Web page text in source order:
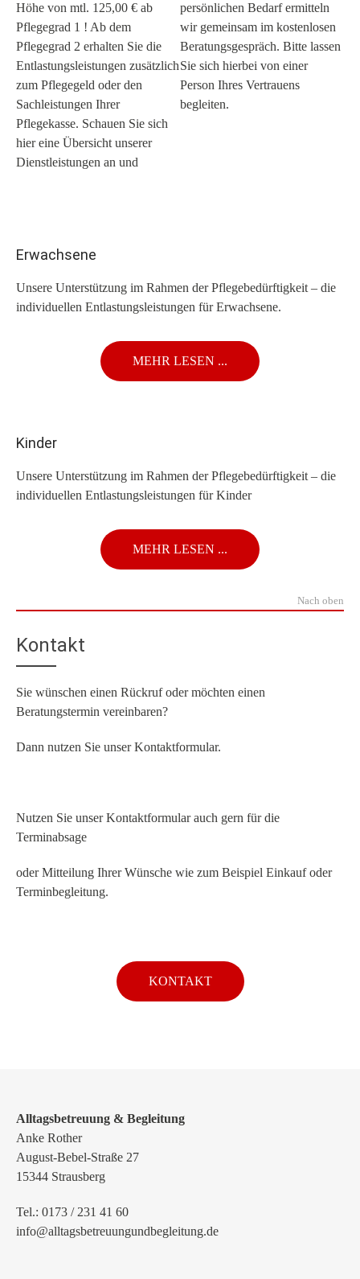
Höhe von mtl. 125,00 € ab
Pflegegrad 1 ! Ab dem
Pflegegrad 2 erhalten Sie die
Entlastungsleistungen zusätzlich
zum Pflegegeld oder den
Sachleistungen Ihrer
Pflegekasse. Schauen Sie sich
hier eine Übersicht unserer
Dienstleistungen an und
persönlichen Bedarf ermitteln
wir gemeinsam im kostenlosen
Beratungsgespräch. Bitte lassen
Sie sich hierbei von einer
Person Ihres Vertrauens
begleiten.
Erwachsene
Unsere Unterstützung im Rahmen der Pflegebedürftigkeit – die
individuellen Entlastungsleistungen für Erwachsene.
MEHR LESEN ...
Kinder
Unsere Unterstützung im Rahmen der Pflegebedürftigkeit – die
individuellen Entlastungsleistungen für Kinder
MEHR LESEN ...
Nach oben
Kontakt
Sie wünschen einen Rückruf oder möchten einen
Beratungstermin vereinbaren?
Dann nutzen Sie unser Kontaktformular.
Nutzen Sie unser Kontaktformular auch gern für die
Terminabsage
oder Mitteilung Ihrer Wünsche wie zum Beispiel Einkauf oder
Terminbegleitung.
KONTAKT
Alltagsbetreuung & Begleitung
Anke Rother
August-Bebel-Straße 27
15344 Strausberg
Tel.: 0173 / 231 41 60
info@alltagsbetreuungundbegleitung.de